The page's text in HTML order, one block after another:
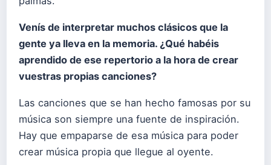
Venís de interpretar muchos clásicos que la
gente ya lleva en la memoria. ¿Qué habéis
aprendido de ese repertorio a la hora de crear
vuestras propias canciones?
Las canciones que se han hecho famosas por su
música son siempre una fuente de inspiración.
Hay que empaparse de esa música para poder
crear música propia que llegue al oyente.